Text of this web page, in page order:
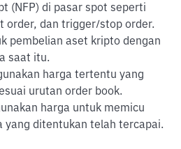
(NFP) di pasar spot seperti
order, dan trigger/stop order.
pembelian aset kripto dengan
saat itu.
harga tertentu yang
urutan order book.
harga untuk memicu
yang ditentukan telah tercapai.